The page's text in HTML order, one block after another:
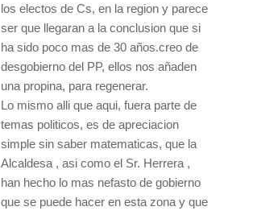
los electos de Cs, en la region y parece
ser que llegaran a la conclusion que si
ha sido poco mas de 30 años.creo de
desgobierno del PP, ellos nos añaden
una propina, para regenerar.
Lo mismo alli que aqui, fuera parte de
temas politicos, es de apreciacion
simple sin saber matematicas, que la
Alcaldesa , asi como el Sr. Herrera ,
han hecho lo mas nefasto de gobierno
que se puede hacer en esta zona y que